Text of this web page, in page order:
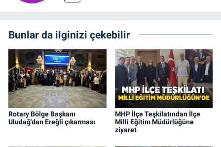
Bunlar da ilginizi çekebilir
Rotary Bölge Başkanı
Uludağ'dan Ereğli çıkarması
MHP İlçe Teşkilatından İlçe
Milli Eğitim Müdürlüğüne
ziyaret